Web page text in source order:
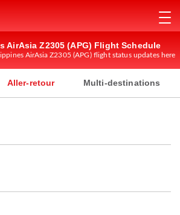
AirAsia Z2305 (APG) Flight Schedule
AirAsia Z2305 (APG) flight status updates here
Aller-retour Multi-destinations